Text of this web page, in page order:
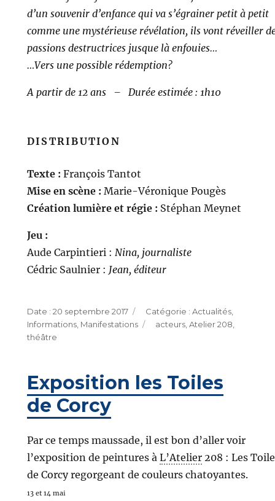
d’un souvenir d’enfance qui va s’égrainer petit à petit
comme une mystérieuse révélation, ils vont réveiller
passions destructrices jusque là enfouies…
…Vers une possible rédemption?
A partir de 12 ans – Durée estimée : 1h10
DISTRIBUTION
Texte : François Tantot
Mise en scène : Marie-Véronique Pougès
Création lumière et régie : Stéphan Meynet
Jeu :
Aude Carpintieri : Nina, journaliste
Cédric Saulnier : Jean, éditeur
Publié
le
20 septembre 2017 Catégories
Actualités,
Informations, Manifestations Étiquettes
acteurs, Atelier 208
théâtre
Exposition les Toiles
de Corcy
Par ce temps maussade, il est bon d’aller voir
l’exposition de peintures à L’Atelier208 : Les
de Corcy regorgeant de couleurs chatoyantes.
13 et 14 mai